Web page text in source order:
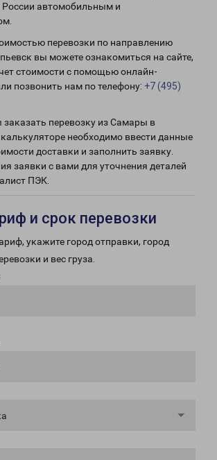
России автомобильным и
перевозки по направлению
вы можете ознакомиться на сайте,
стоимости с помощью онлайн-
позвонить нам по телефону: +7 (495)
заказать перевозку из Самары в
необходимо ввести данные
доставки и заполнить заявку.
заявки с вами для уточнения деталей
ПЭК.
и срок перевозки
укажите город отправки, город
и вес груза.